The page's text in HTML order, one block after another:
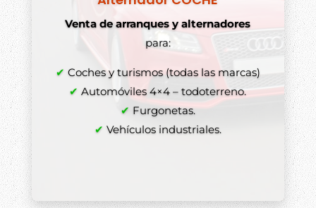
Venta de arranques y alternadores
para:
✔ Coches y turismos (todas las marcas)
✔ Automóviles 4×4 – todoterreno.
✔ Furgonetas.
✔ Vehículos industriales.